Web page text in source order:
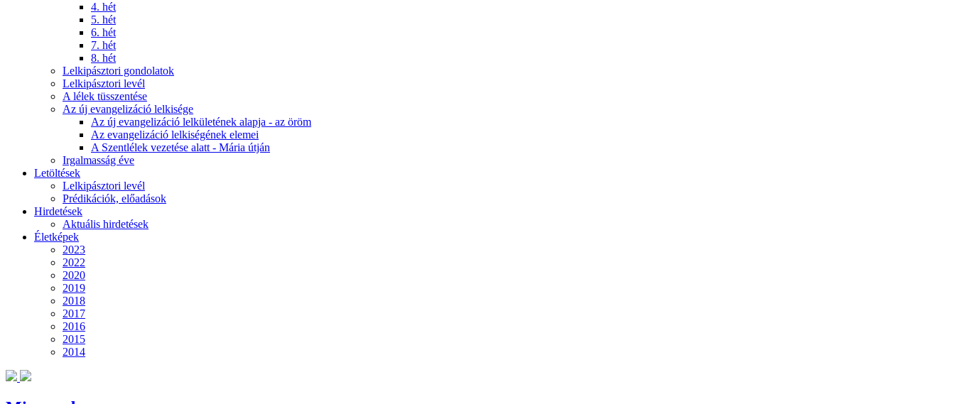
4. hét
5. hét
6. hét
7. hét
8. hét
Lelkipásztori gondolatok
Lelkipásztori levél
A lélek tüsszentése
Az új evangelizáció lelkisége
Az új evangelizáció lelkületének alapja - az öröm
Az evangelizáció lelkiségének elemei
A Szentlélek vezetése alatt - Mária útján
Irgalmasság éve
Letöltések
Lelkipásztori levél
Prédikációk, előadások
Hirdetések
Aktuális hirdetések
Életképek
2023
2022
2020
2019
2018
2017
2016
2015
2014